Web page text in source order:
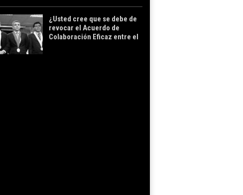
¿Usted cree que se debe de
revocar el Acuerdo de
Colaboración Eficaz entre el